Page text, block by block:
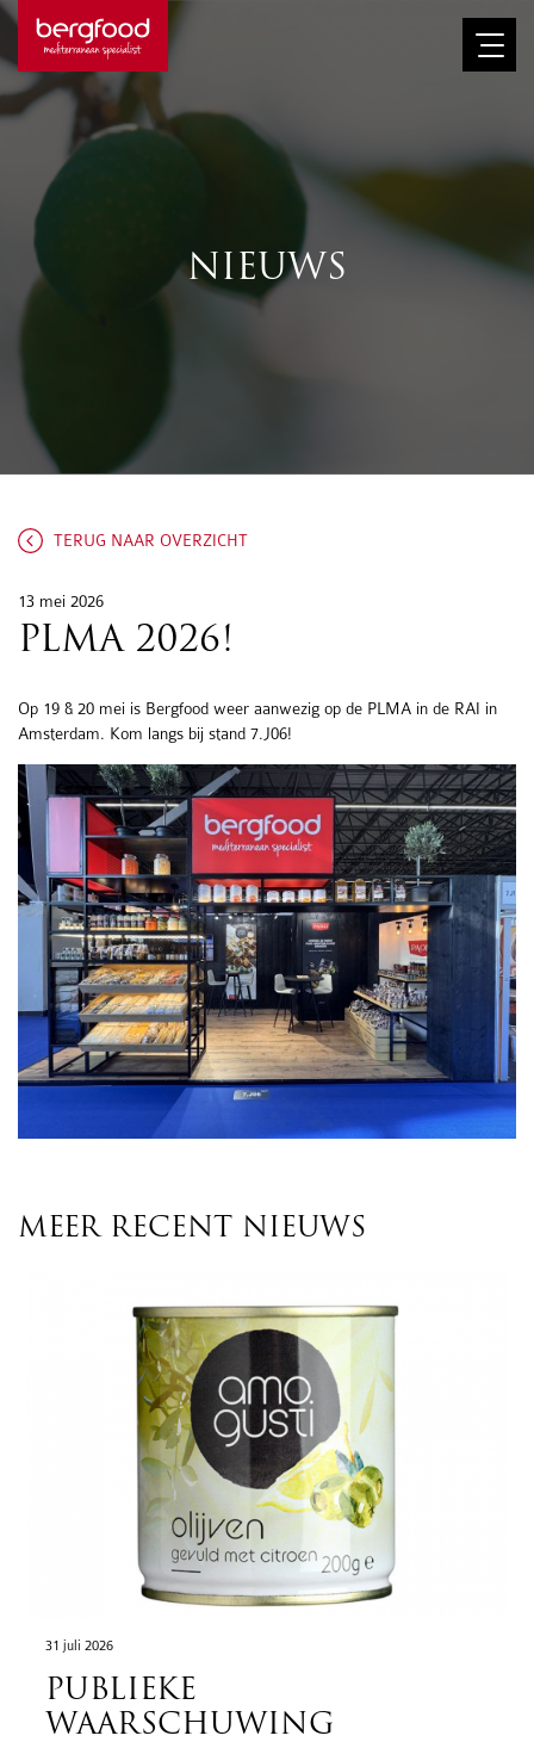
Afbeelding
NIEUWS
TERUG NAAR OVERZICHT
13 mei 2026
PLMA 2026!
Op 19 & 20 mei is Bergfood weer aanwezig op de PLMA in de RAI in
Amsterdam. Kom langs bij stand 7.J06!
MEER RECENT NIEUWS
31 juli 2026
PUBLIEKE
WAARSCHUWING